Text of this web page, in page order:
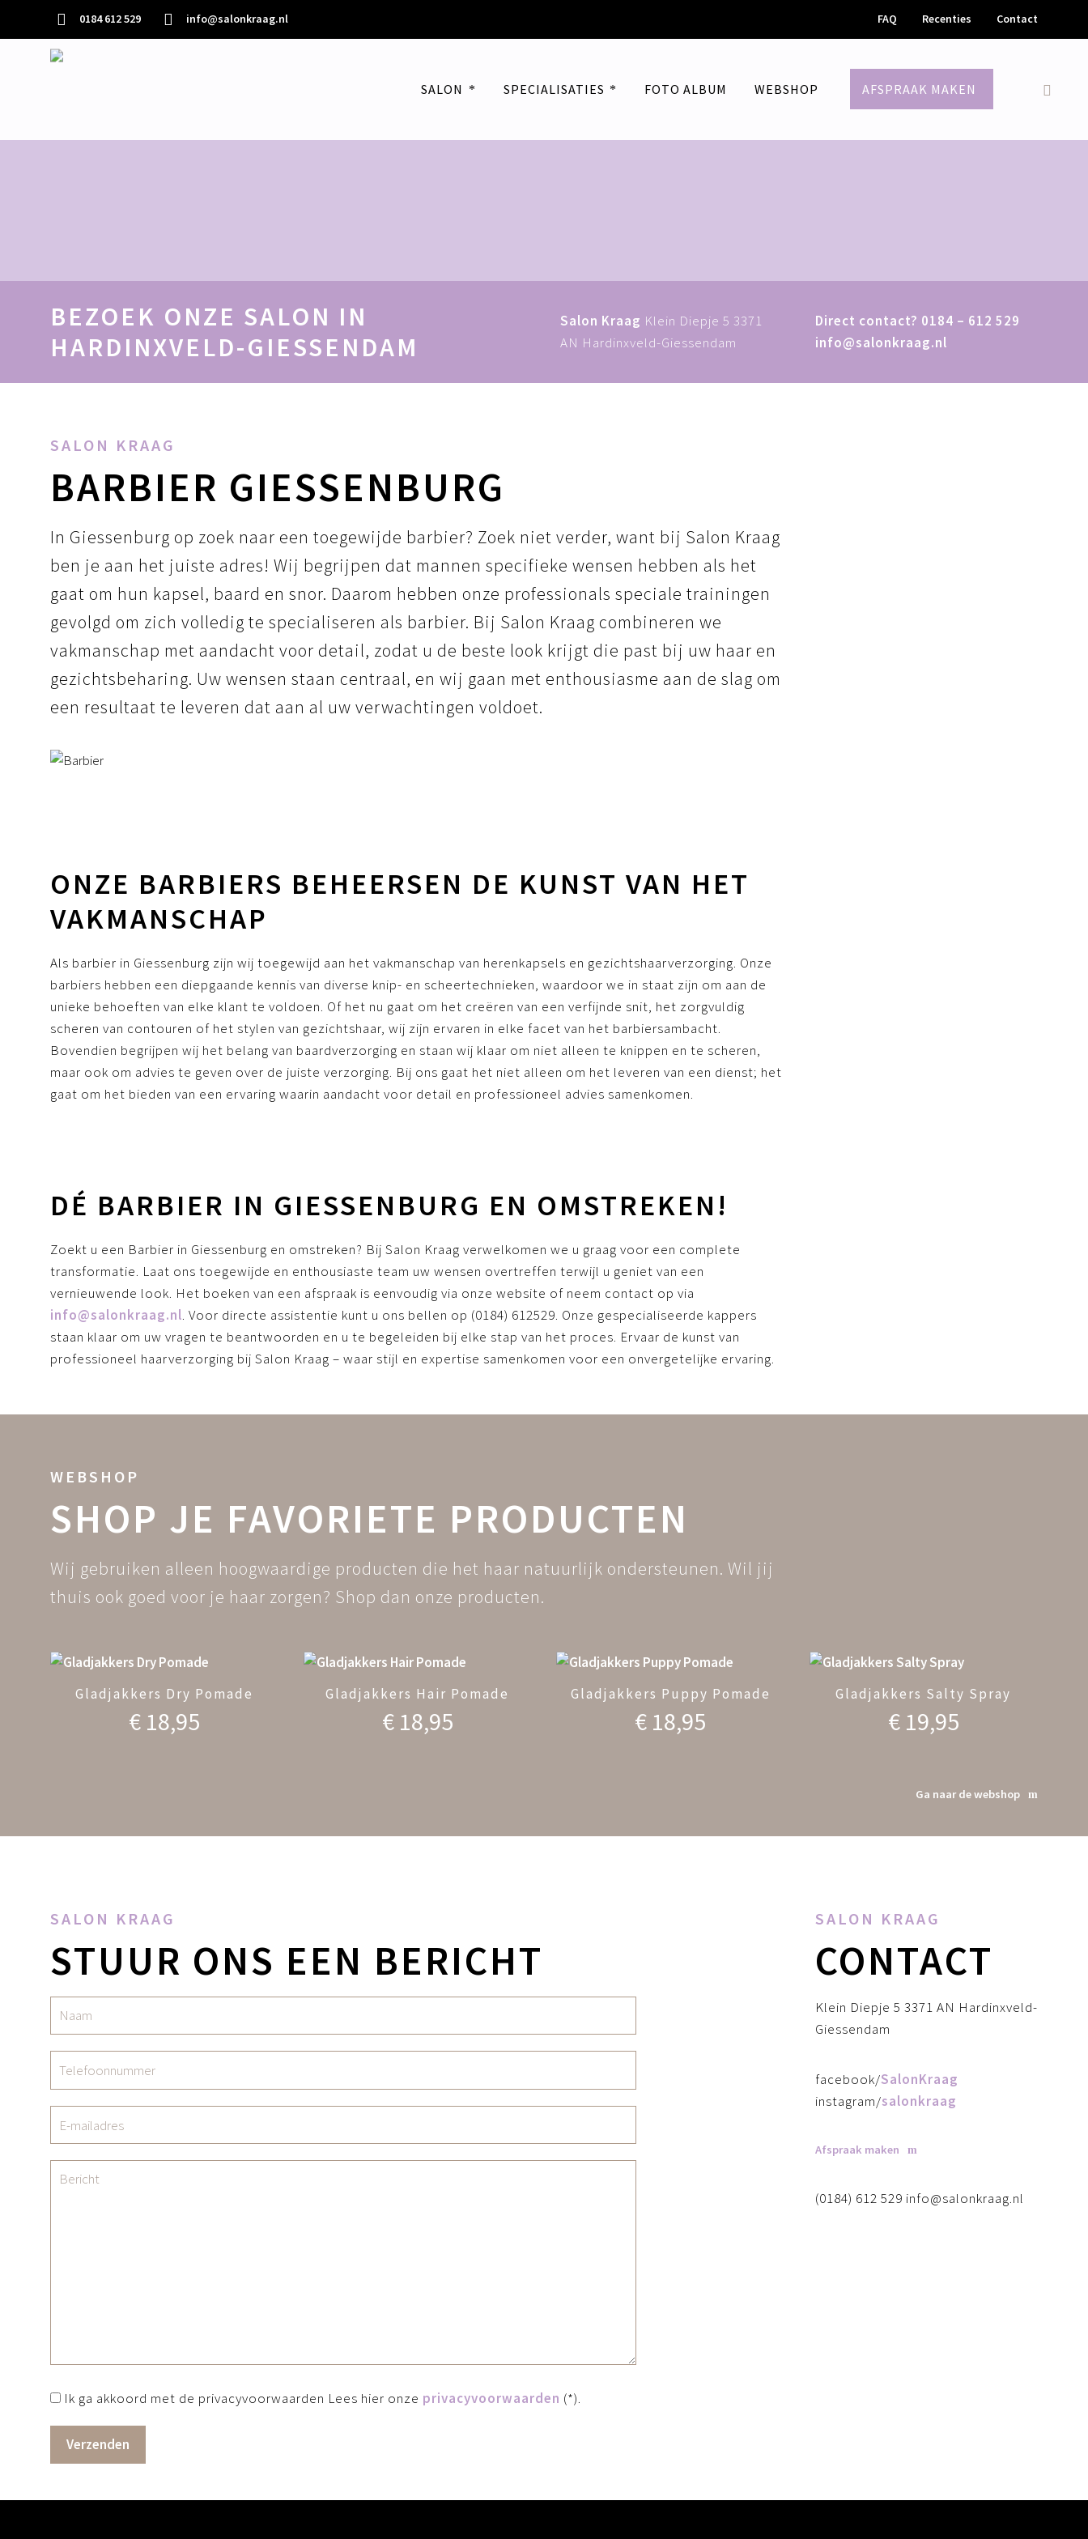
0184 612 529 info@salonkraag.nl FAQ Recenties Contact
SALON SPECIALISATIES FOTO ALBUM WEBSHOP AFSPRAAK MAKEN
BEZOEK ONZE SALON IN
HARDINXVELD-GIESSENDAM
Salon Kraag Klein Diepje 5 3371
AN Hardinxveld-Giessendam
Direct contact? 0184 – 612 529
info@salonkraag.nl
SALON KRAAG
BARBIER GIESSENBURG
In Giessenburg op zoek naar een toegewijde barbier? Zoek niet verder, want bij Salon Kraag
ben je aan het juiste adres! Wij begrijpen dat mannen specifieke wensen hebben als het
gaat om hun kapsel, baard en snor. Daarom hebben onze professionals speciale trainingen
gevolgd om zich volledig te specialiseren als barbier. Bij Salon Kraag combineren we
vakmanschap met aandacht voor detail, zodat u de beste look krijgt die past bij uw haar en
gezichtsbeharing. Uw wensen staan centraal, en wij gaan met enthousiasme aan de slag om
een resultaat te leveren dat aan al uw verwachtingen voldoet.
ONZE BARBIERS BEHEERSEN DE KUNST VAN HET
VAKMANSCHAP
Als barbier in Giessenburg zijn wij toegewijd aan het vakmanschap van herenkapsels en gezichtshaarverzorging. Onze
barbiers hebben een diepgaande kennis van diverse knip- en scheertechnieken, waardoor we in staat zijn om aan de
unieke behoeften van elke klant te voldoen. Of het nu gaat om het creëren van een verfijnde snit, het zorgvuldig
scheren van contouren of het stylen van gezichtshaar, wij zijn ervaren in elke facet van het barbiersambacht.
Bovendien begrijpen wij het belang van baardverzorging en staan wij klaar om niet alleen te knippen en te scheren,
maar ook om advies te geven over de juiste verzorging. Bij ons gaat het niet alleen om het leveren van een dienst; het
gaat om het bieden van een ervaring waarin aandacht voor detail en professioneel advies samenkomen.
DÉ BARBIER IN GIESSENBURG EN OMSTREKEN!
Zoekt u een Barbier in Giessenburg en omstreken? Bij Salon Kraag verwelkomen we u graag voor een complete
transformatie. Laat ons toegewijde en enthousiaste team uw wensen overtreffen terwijl u geniet van een
vernieuwende look. Het boeken van een afspraak is eenvoudig via onze website of neem contact op via
info@salonkraag.nl. Voor directe assistentie kunt u ons bellen op (0184) 612529. Onze gespecialiseerde kappers
staan klaar om uw vragen te beantwoorden en u te begeleiden bij elke stap van het proces. Ervaar de kunst van
professioneel haarverzorging bij Salon Kraag – waar stijl en expertise samenkomen voor een onvergetelijke ervaring.
WEBSHOP
SHOP JE FAVORIETE PRODUCTEN
Wij gebruiken alleen hoogwaardige producten die het haar natuurlijk ondersteunen. Wil jij
thuis ook goed voor je haar zorgen? Shop dan onze producten.
Gladjakkers Dry Pomade
€ 18,95
Gladjakkers Hair Pomade
€18,95
Gladjakkers Puppy Pomade
€ 18,95
Gladjakkers Salty Spray
€19,95
Ga naar de webshop
SALON KRAAG
STUUR ONS EEN BERICHT
Ik ga akkoord met de privacyvoorwaarden Lees hier onze privacyvoorwaarden (*).
SALON KRAAG
CONTACT
Klein Diepje 5 3371 AN Hardinxveld-
Giessendam
facebook/SalonKraag
instagram/salonkraag
Afspraak maken
(0184) 612 529 info@salonkraag.nl